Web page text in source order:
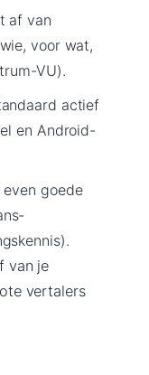
af van
voor wat,
VU).
actief
en Android-
goede
van je
vertalers